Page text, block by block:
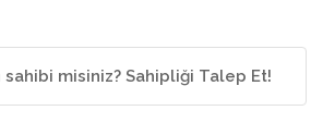
sahibi misiniz? Sahipliği Talep Et!